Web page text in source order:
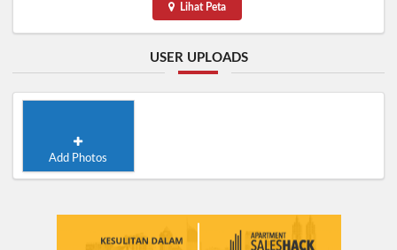
Lihat Peta
USER UPLOADS
Add Photos